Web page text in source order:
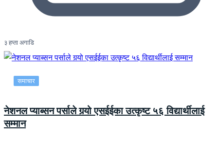
३ हप्ता अगाडि
समाचार
नेशनल प्याब्सन पर्साले गर्‍यो एसईईका उत्कृष्ट ५६ विद्यार्थीलाई
सम्मान